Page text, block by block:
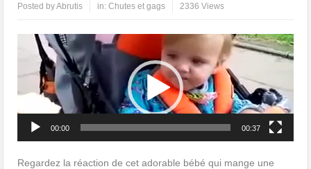
Posted byAbrutis in:Chutes et gags 2336 Views
Lecteur
vidéo
00:00 00:37
Regardez la réaction de cet adorable bébé qui mange une